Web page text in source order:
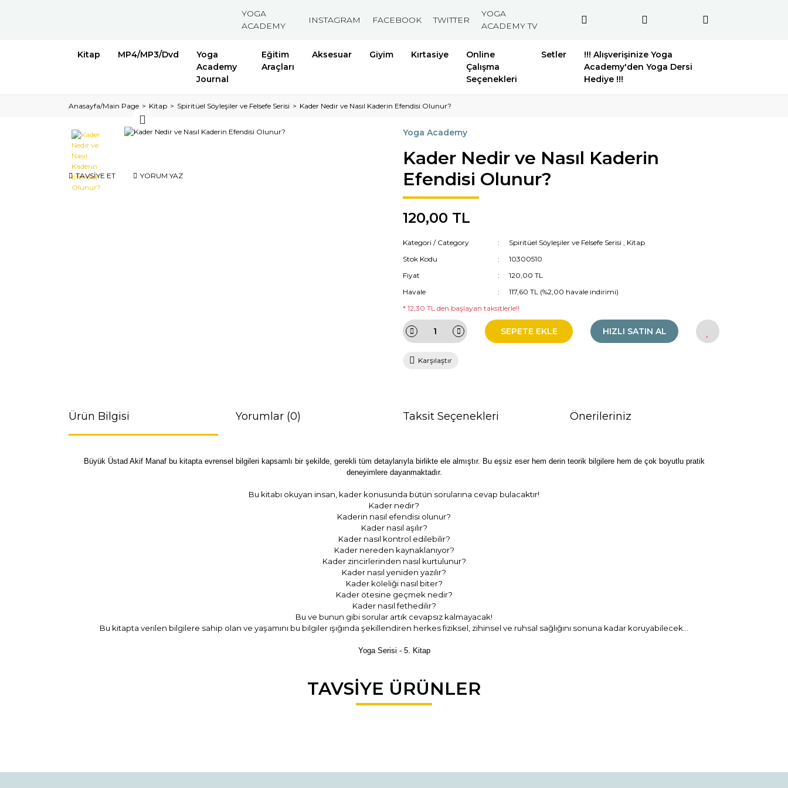
YOGA
ACADEMY
INSTAGRAM FACEBOOK TWITTER
YOGA
ACADEMY TV
Kitap MP4/MP3/Dvd
Yoga
Academy
Journal
Eğitim
Araçları
Aksesuar Giyim Kırtasiye
Online
Çalışma
Seçenekleri
Setler
!!! Alışverişinize Yoga
Academy'den Yoga Dersi
Hediye !!!
Anasayfa/Main Page Kitap Spiritüel Söyleşiler ve Felsefe Serisi Kader Nedir ve Nasıl Kaderin Efendisi Olunur?
TAVSİYE ET YORUM YAZ
Yoga Academy
Kader Nedir ve Nasıl Kaderin
Efendisi Olunur?
120,00 TL
Kategori / Category Spiritüel Söyleşiler ve Felsefe Serisi , Kitap
Stok Kodu
10300510
Fiyat
120,00 TL
Havale
117,60 TL (%2,00 havale indirimi)
* 12,30 TL den başlayan taksitlerle!!
SEPETE EKLE HIZLI SATIN AL
Karşılaştır
Ürün Bilgisi Yorumlar (0) Taksit Seçenekleri Önerileriniz
Büyük Üstad Akif Manaf bu kitapta evrensel bilgileri kapsamlı bir şekilde, gerekli tüm detaylarıyla birlikte ele almıştır. Bu eşsiz eser hem derin teorik bilgilere hem de çok boyutlu pratik
deneyimlere dayanmaktadır.
Bu kitabı okuyan insan, kader konusunda bütün sorularına cevap bulacaktır!
Kader nedir?
Kaderin nasıl efendisi olunur?
Kader nasıl aşılır?
Kader nasıl kontrol edilebilir?
Kader nereden kaynaklanıyor?
Kader zincirlerinden nasıl kurtulunur?
Kader nasıl yeniden yazılır?
Kader köleliği nasıl biter?
Kader ötesine geçmek nedir?
Kader nasıl fethedilir?
Bu ve bunun gibi sorular artık cevapsız kalmayacak!
Bu kitapta verilen bilgilere sahip olan ve yaşamını bu bilgiler ışığında şekillendiren herkes fiziksel, zihinsel ve ruhsal sağlığını sonuna kadar koruyabilecek...
Yoga Serisi - 5. Kitap
Bu ürüne ilk yorumu siz yapın!
Bu ürünün fiyat bilgisi, resim, ürün açıklamalarında ve diğer konularda yetersiz gördüğünüz noktaları öneri formunu kullanarak tarafımıza iletebilirsiniz.
Ürün fiyatı diğer sitelerden daha pahalı.
TAVSİYE ÜRÜNLER